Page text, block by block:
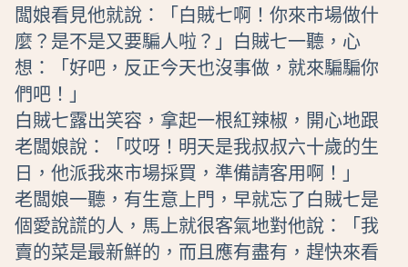
闆娘看見他就說：「白賊七啊！你來市場做什
麼？是不是又要騙人啦？」白賊七一聽，心
想：「好吧，反正今天也沒事做，就來騙騙你
們吧！」
白賊七露出笑容，拿起一根紅辣椒，開心地跟
老闆娘說：「哎呀！明天是我叔叔六十歲的生
日，他派我來市場採買，準備請客用啊！」
老闆娘一聽，有生意上門，早就忘了白賊七是
個愛說謊的人，馬上就很客氣地對他說：「我
賣的菜是最新鮮的，而且應有盡有，趕快來看